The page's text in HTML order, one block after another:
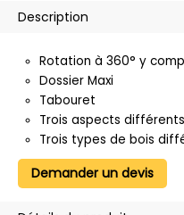
Description
Rotation à 360° y
Dossier Maxi
Tabouret
Trois aspects
Trois types de bois
Demander un devis